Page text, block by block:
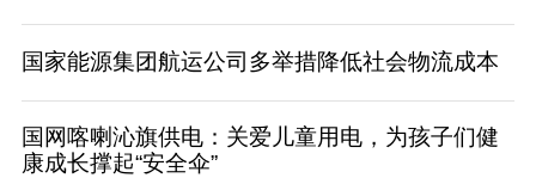
国家能源集团航运公司多举措降低社会物流成本
国网喀喇沁旗供电：关爱儿童用电，为孩子们健
康成长撑起“安全伞”